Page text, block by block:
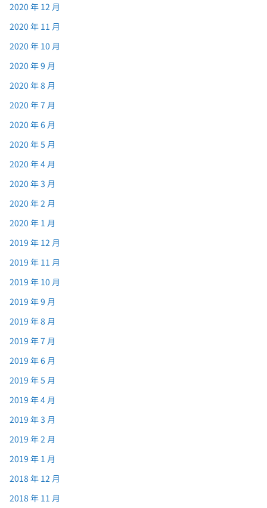
2020 年 12 月
2020 年 11 月
2020 年 10 月
2020 年 9 月
2020 年 8 月
2020 年 7 月
2020 年 6 月
2020 年 5 月
2020 年 4 月
2020 年 3 月
2020 年 2 月
2020 年 1 月
2019 年 12 月
2019 年 11 月
2019 年 10 月
2019 年 9 月
2019 年 8 月
2019 年 7 月
2019 年 6 月
2019 年 5 月
2019 年 4 月
2019 年 3 月
2019 年 2 月
2019 年 1 月
2018 年 12 月
2018 年 11 月